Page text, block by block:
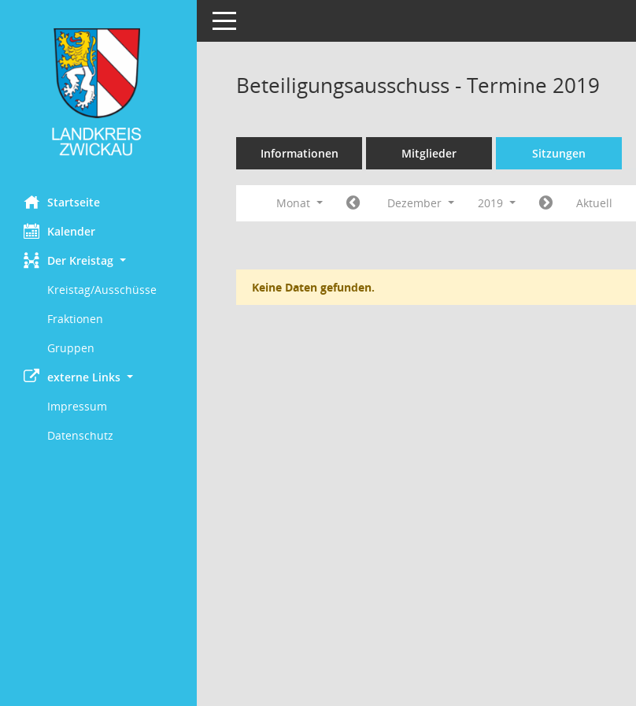
Startseite
Kalender
Der Kreistag
Kreistag/Ausschüsse
Fraktionen
Gruppen
externe Links
Impressum
Datenschutz
Toggle navigation
Beteiligungsausschuss - Termine 2019
Informationen Mitglieder Sitzungen
Monat Dezember 2019 Aktuell
Keine Daten gefunden.